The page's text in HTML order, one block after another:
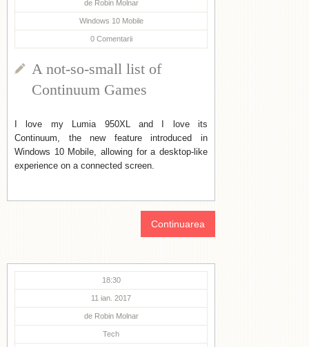
de Robin Molnar
Windows 10 Mobile
0 Comentarii
A not-so-small list of
Continuum Games
I love my Lumia 950XL and I love its
Continuum, the new feature introduced in
Windows 10 Mobile, allowing for a desktop-like
experience on a connected screen.
Continuarea
18:30
11 ian. 2017
de Robin Molnar
Tech